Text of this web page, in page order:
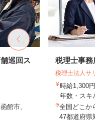
巡回ス
館市、
税理士事務
税理士法人サ
時給1,300
年数・スキ
全国どこか
47都道府県